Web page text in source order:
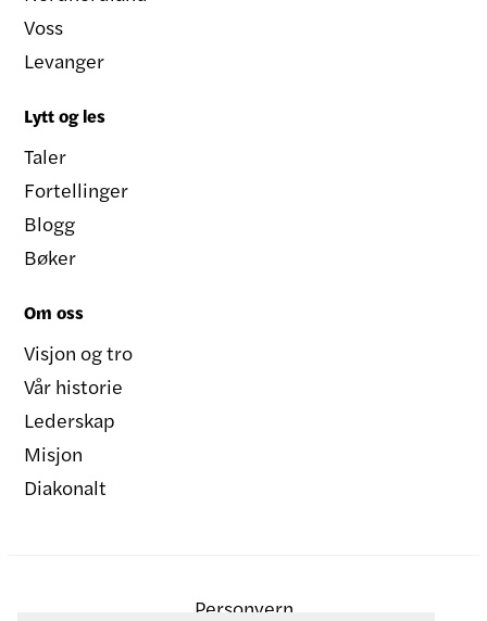
Voss
Levanger
Lytt og les
Taler
Fortellinger
Blogg
Bøker
Om oss
Visjon og tro
Vår historie
Lederskap
Misjon
Diakonalt
Personvern